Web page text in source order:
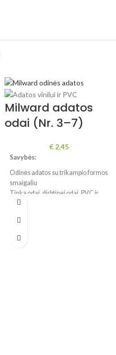
Milward adatos
odai (Nr. 3–7)
€ 2.45
Savybės:
Odinės adatos su trikampio formos
smaigaliu
Tinka odai, dirbtinei odai, PVC ir
vinilui
Lengvai prasiskverbia per storas
medžiagas
Pakuotėje – 5 adatos